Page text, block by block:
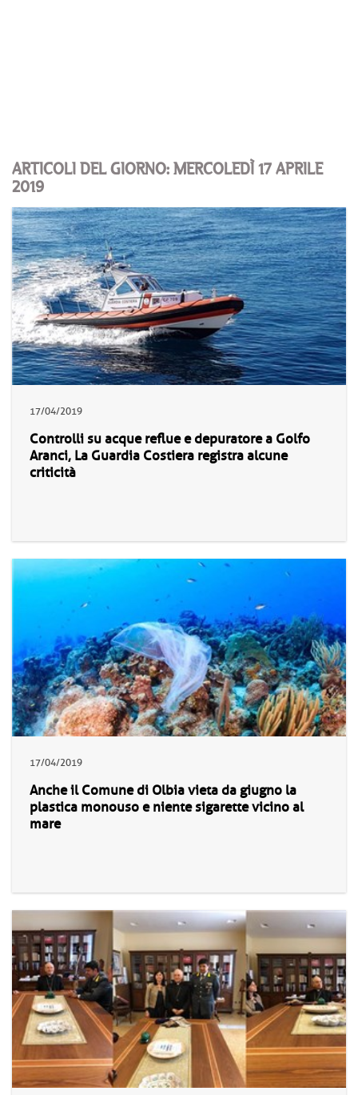
ARTICOLI DEL GIORNO: MERCOLEDÌ 17 APRILE
2019
17/04/2019
Controlli su acque reflue e depuratore a Golfo
Aranci, La Guardia Costiera registra alcune
criticità
17/04/2019
Anche il Comune di Olbia vieta da giugno la
plastica monouso e niente sigarette vicino al
mare